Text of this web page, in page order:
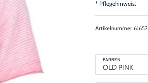
* Pflegehinweis:
Artikelnummer 61652
FARBEN